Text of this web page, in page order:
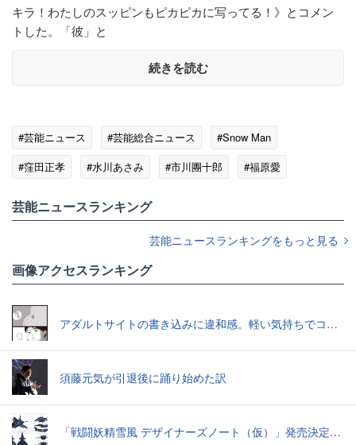
キラ！わたしのスッピンもピカピカに写ってる！》とコメン
トした。「彼」と
続きを読む
#芸能ニュース #芸能総合ニュース
#Snow Man
#窪田正孝
#水川あさみ #市川團十郎
#福原愛
芸能ニュースランキング
芸能ニュースランキングをもっと見る
画像アクセスランキング
アダルトサイトの書き込みに違和感。軽い気持ちでコメントしてみると…／近畿地方のある場所について（1）
須藤元気が引退後に踊り始めた訳
「戦闘妖精雪風 デザイナーズノート（仮）」発売決定スーパーシルフやメイヴといった名機たちの“線”の妙味